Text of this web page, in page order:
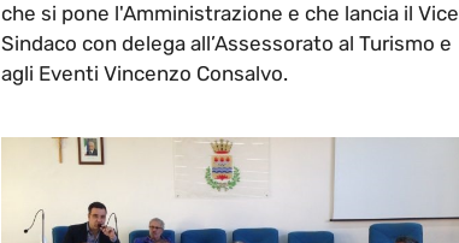
che si pone l'Amministrazione e che lancia il Vice
Sindaco con delega all’Assessorato al Turismo e
agli Eventi Vincenzo Consalvo.